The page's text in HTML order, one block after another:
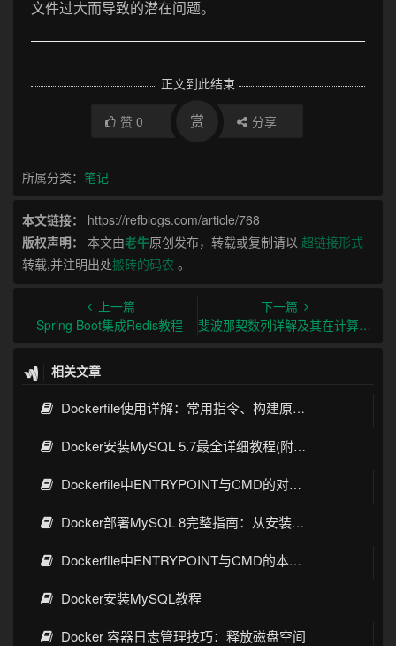
文件过大而导致的潜在问题。
正文到此结束
赞 0 赏 分享
所属分类： 笔记
本文链接：
https://refblogs.com/article/768
版权声明：
本文由老牛原创发布，转载或复制请以 超链接形式
转载,并注明出处搬砖的码农 。
上一篇
Spring Boot集成Redis教程
下一篇
斐波那契数列详解及其在计算机科学中的应用
相关文章
Dockerfile使用详解：常用指令、构建原理与最佳实践
Docker安装MySQL 5.7最全详细教程(附生产级配置my.cnf)
Dockerfile中ENTRYPOINT与CMD的对比及实战指南
Docker部署MySQL 8完整指南：从安装到高可用配置
Dockerfile中ENTRYPOINT与CMD的本质区别
Docker安装MySQL教程
Docker 容器日志管理技巧：释放磁盘空间